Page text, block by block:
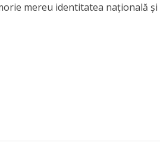
mereu identitatea națională